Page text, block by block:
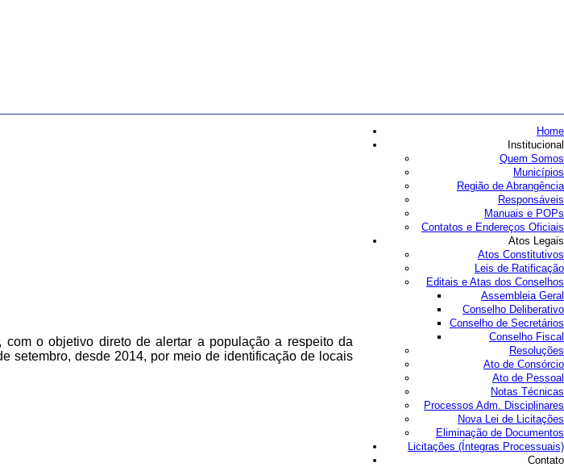
Home
Institucional
Quem Somos
Municípios
Região de Abrangência
Responsáveis
Manuais e POPs
Contatos e Endereços Oficiais
Atos Legais
Atos Constitutivos
Leis de Ratificação
Editais e Atas dos Conselhos
Assembleia Geral
Conselho Deliberativo
Conselho de Secretários
Conselho Fiscal
Resoluções
Ato de Consórcio
Ato de Pessoal
Notas Técnicas
Processos Adm. Disciplinares
Nova Lei de Licitações
Eliminação de Documentos
Licitações (Íntegras Processuais)
Contato
o objetivo direto de alertar a população a respeito da
setembro, desde 2014, por meio de identificação de locais